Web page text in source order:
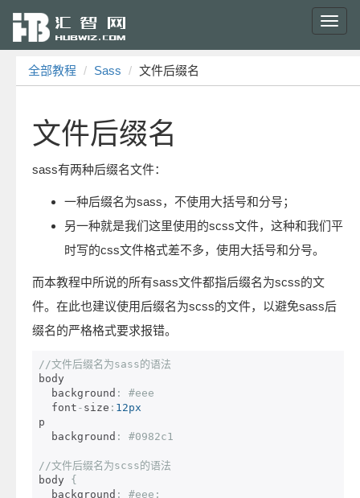
全部教程 Sass 文件后缀名
文件后缀名
sass有两种后缀名文件：
一种后缀名为sass，不使用大括号和分号；
另一种就是我们这里使用的scss文件，这种和我们平
时写的css文件格式差不多，使用大括号和分号。
而本教程中所说的所有sass文件都指后缀名为scss的文
件。在此也建议使用后缀名为scss的文件，以避免sass后
缀名的严格格式要求报错。
//文件后缀名为sass的语法
body
  background
:
#eee
  font
- size : 12px
p
  background
: #0982c1
//文件后缀名为scss的语法
body {
  background
:
#eee;